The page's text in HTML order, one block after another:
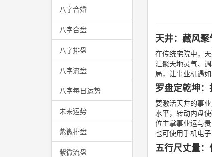
八字合婚
八字合盘
八字排盘
八字流盘
八字每日运势
未来运势
紫微排盘
紫微流盘
天井：藏风
在传统宅院中，
汇聚天地灵气、
局，让事业机遇
罗盘定乾坤
要激活天井的事
水平，转动内盘
位主掌事业运与
也可使用手机电
五行尺丈量